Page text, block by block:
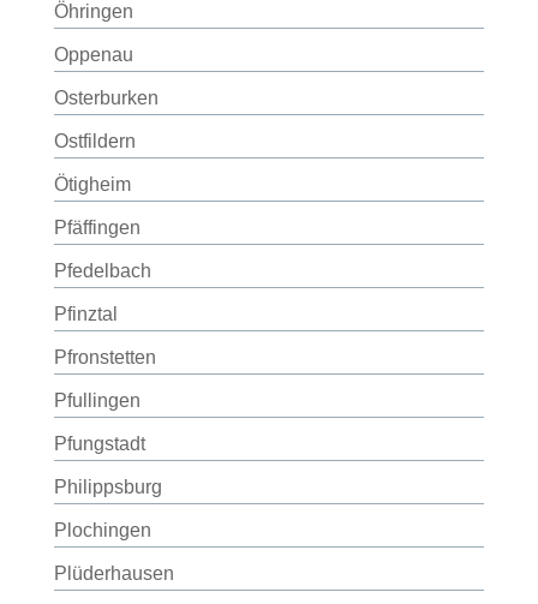
Öhringen
Oppenau
Osterburken
Ostfildern
Ötigheim
Pfäffingen
Pfedelbach
Pfinztal
Pfronstetten
Pfullingen
Pfungstadt
Philippsburg
Plochingen
Plüderhausen